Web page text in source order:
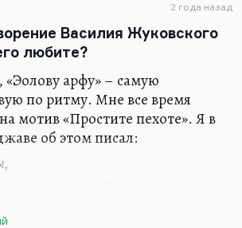
хочется передохнуть.
поспать днем, не писать
бесчисленных статей, которые
в разные места, и это все
программу веду бесплатно. От
мне…
2 года назад
Василия Жуковского
любите?
арфу» – самую
по ритму. Мне все время
мотив «Простите пехоте». Я в
об этом писал: